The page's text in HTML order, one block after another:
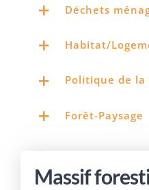
Déchets
Habitat/
Politique de la
Forêt-Paysage
Massif